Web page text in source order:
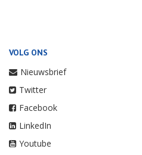
VOLG ONS
Nieuwsbrief
Twitter
Facebook
LinkedIn
Youtube